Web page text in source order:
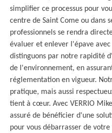
simplifier ce processus pour
centre de Saint Come ou dans
professionnels se rendra
évaluer et enlever l'épave
distinguons par notre rapidité
de l'environnement, en
réglementation en vigueur.
pratique, mais aussi
tient à cœur. Avec VERRIO
assuré de bénéficier d'une
pour vous débarrasser de